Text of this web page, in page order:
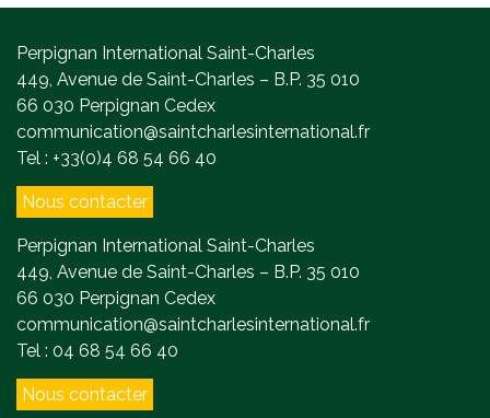
Perpignan International Saint-Charles
449, Avenue de Saint-Charles – B.P. 35 010
66 030 Perpignan Cedex
communication@saintcharlesinternational.fr
Tel : +33(0)4 68 54 66 40
Nous contacter
Perpignan International Saint-Charles
449, Avenue de Saint-Charles – B.P. 35 010
66 030 Perpignan Cedex
communication@saintcharlesinternational.fr
Tel : 04 68 54 66 40
Nous contacter